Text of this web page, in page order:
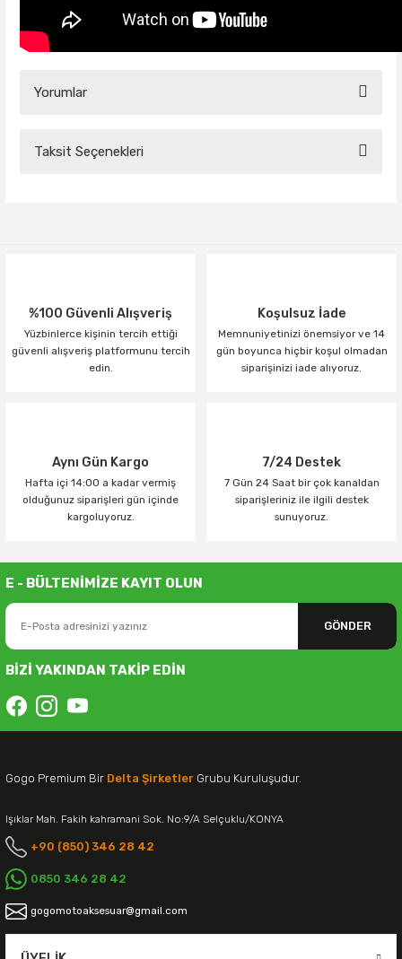
Yorumlar
Taksit Seçenekleri
%100 Güvenli Alışveriş
Yüzbinlerce kişinin tercih ettiği
güvenli alışveriş platformunu tercih
edin.
Koşulsuz İade
Memnuniyetinizi önemsiyor ve 14
gün boyunca hiçbir koşul olmadan
siparişinizi iade alıyoruz.
Aynı Gün Kargo
Hafta içi 14:00 a kadar vermiş
olduğunuz siparişleri gün içinde
kargoluyoruz.
7/24 Destek
7 Gün 24 Saat bir çok kanaldan
siparişleriniz ile ilgili destek
sunuyoruz.
E - BÜLTENİMİZE KAYIT OLUN
GÖNDER
BİZİ YAKINDAN TAKİP EDİN
Gogo Premium Bir Delta Şirketler Grubu Kuruluşudur.
Işıklar Mah. Fakih kahramani Sok. No:9/A Selçuklu/KONYA
+90 (850) 346 28 42
0850 346 28 42
gogomotoaksesuar@gmail.com